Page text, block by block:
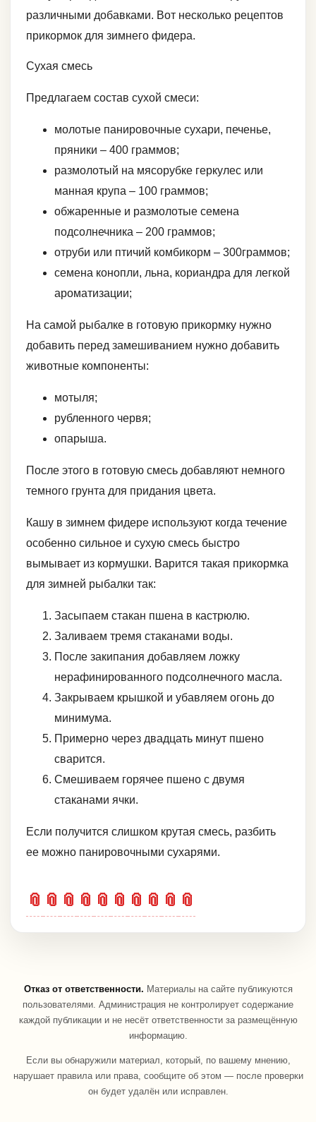
различными добавками. Вот несколько рецептов
прикормок для зимнего фидера.
Сухая смесь
Предлагаем состав сухой смеси:
молотые панировочные сухари, печенье,
пряники – 400 граммов;
размолотый на мясорубке геркулес или
манная крупа – 100 граммов;
обжаренные и размолотые семена
подсолнечника – 200 граммов;
отруби или птичий комбикорм – 300граммов;
семена конопли, льна, кориандра для легкой
ароматизации;
На самой рыбалке в готовую прикормку нужно
добавить перед замешиванием нужно добавить
животные компоненты:
мотыля;
рубленного червя;
опарыша.
После этого в готовую смесь добавляют немного
темного грунта для придания цвета.
Кашу в зимнем фидере используют когда течение
особенно сильное и сухую смесь быстро
вымывает из кормушки. Варится такая прикормка
для зимней рыбалки так:
Засыпаем стакан пшена в кастрюлю.
Заливаем тремя стаканами воды.
После закипания добавляем ложку
нерафинированного подсолнечного масла.
Закрываем крышкой и убавляем огонь до
минимума.
Примерно через двадцать минут пшено
сварится.
Смешиваем горячее пшено с двумя
стаканами ячки.
Если получится слишком крутая смесь, разбить
ее можно панировочными сухарями.
📎 📎 📎 📎 📎 📎 📎 📎 📎 📎
Отказ от ответственности. Материалы на сайте публикуются
пользователями. Администрация не контролирует содержание
каждой публикации и не несёт ответственности за размещённую
информацию.
Если вы обнаружили материал, который, по вашему мнению,
нарушает правила или права, сообщите об этом — после проверки
он будет удалён или исправлен.